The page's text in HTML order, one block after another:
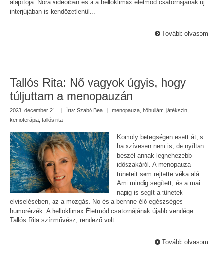
alapítója. Nóra videóiban és a a helloklimax életmód csatornájának új
interjújában is kendőzetlenül...
Tovább olvasom
Tallós Rita: Nő vagyok úgyis, hogy
túljuttam a menopauzán
2023. december 21. | Írta: Szabó Bea | menopauza hőhullám játékszin
kemoterápia tallós rita
Komoly betegségen esett át, s
ha szívesen nem is, de nyíltan
beszél annak legnehezebb
időszakáról. A menopauza
tüneteit sem rejtette véka alá.
Ami mindig segített, és a mai
napig is segít a tünetek
elviselésében, az a mozgás. No és a bennne élő egészséges
humorérzék. A helloklimax Életmód csatornájának újabb vendége
Tallós Rita színművész, rendező volt....
Tovább olvasom